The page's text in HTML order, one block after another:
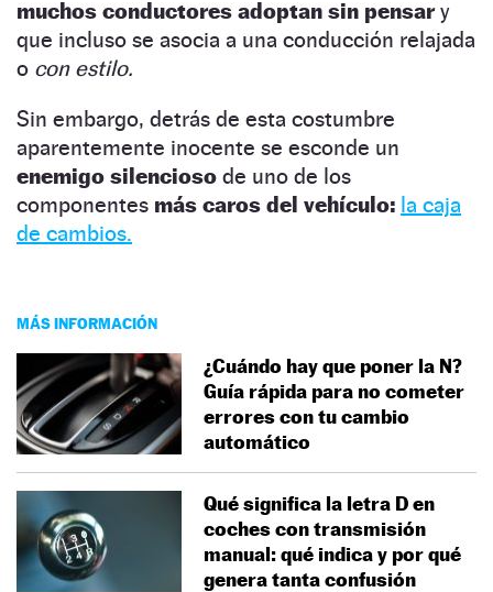
muchos conductores adoptan sin pensary
que incluso se asocia a una conducción relajada
o con estilo.
Sin embargo, detrás de esta costumbre
aparentemente inocente se esconde un
enemigo silencioso de uno de los
componentes más caros del vehículo: la caja
de cambios.
MÁS INFORMACIÓN
¿Cuándo hay que poner la N?
Guía rápida para no cometer
errores con tu cambio
automático
Qué significa la letra D en
coches con transmisión
manual: qué indica y por qué
genera tanta confusión